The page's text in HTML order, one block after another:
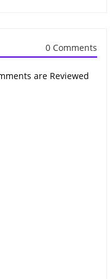
0 Comments
are Reviewed